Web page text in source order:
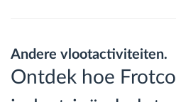
Andere vlootactiviteiten.
Ontdek hoe